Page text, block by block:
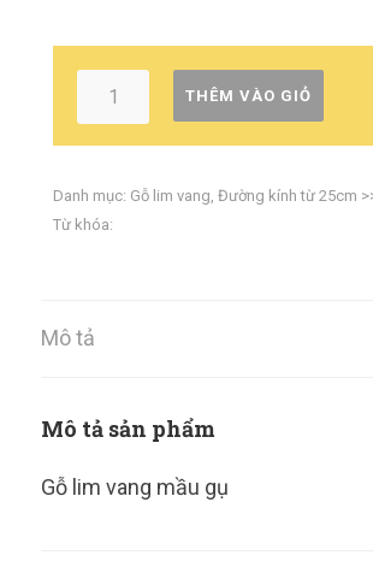
THÊM VÀO GIỎ
Danh mục: Gỗ lim vang, Đường kính từ 25cm
Từ khóa:
Mô tả
Mô tả sản phẩm
Gỗ lim vang mầu gụ